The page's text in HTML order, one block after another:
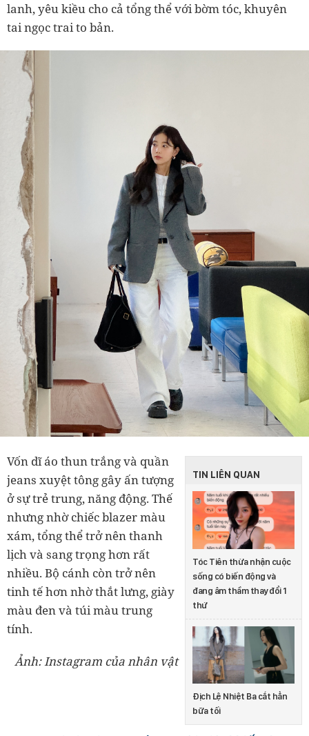
lanh, yêu kiều cho cả tổng thể với bờm tóc, khuyên
tai ngọc trai to bản.
TIN LIÊN QUAN
Tóc Tiên thừa nhận cuộc
sống có biến động và
đang âm thầm thay đổi 1
thứ
Địch Lệ Nhiệt Ba cắt hẳn
bữa tối
Vốn dĩ áo thun trắng và quần
jeans xuyệt tông gây ấn tượng
ở sự trẻ trung, năng động. Thế
nhưng nhờ chiếc blazer màu
xám, tổng thể trở nên thanh
lịch và sang trọng hơn rất
nhiều. Bộ cánh còn trở nên
tinh tế hơn nhờ thắt lưng, giày
màu đen và túi màu trung
tính.
Ảnh: Instagram của nhân vật